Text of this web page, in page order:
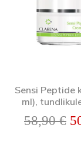
Sensi Peptide
ml),
58,90€